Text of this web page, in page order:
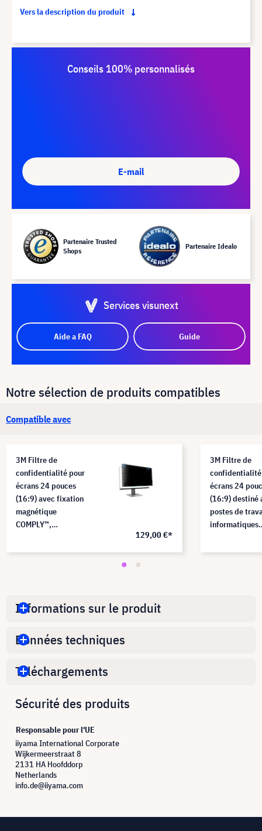
Vers la description du produit
Conseils 100% personnalisés
E-mail
Partenaire Trusted
Shops
Partenaire Idealo
Services visunext
Aide a FAQ Guide
Notre sélection de produits compatibles
Compatible avec
3M Filtre de
confidentialité pour
écrans 24 pouces
(16:9) avec fixation
magnétique
COMPLY™,
129,00 €*
3M Filtre de
écrans 24
(16:9) destiné
postes de
informatiques
PF240W9B
Informations sur le produit
Données techniques
Téléchargements
Sécurité des produits
Responsable pour l'UE
iiyama International Corporate
Wijkermeerstraat 8
2131 HA Hoofddorp
Netherlands
info.de@iiyama.com